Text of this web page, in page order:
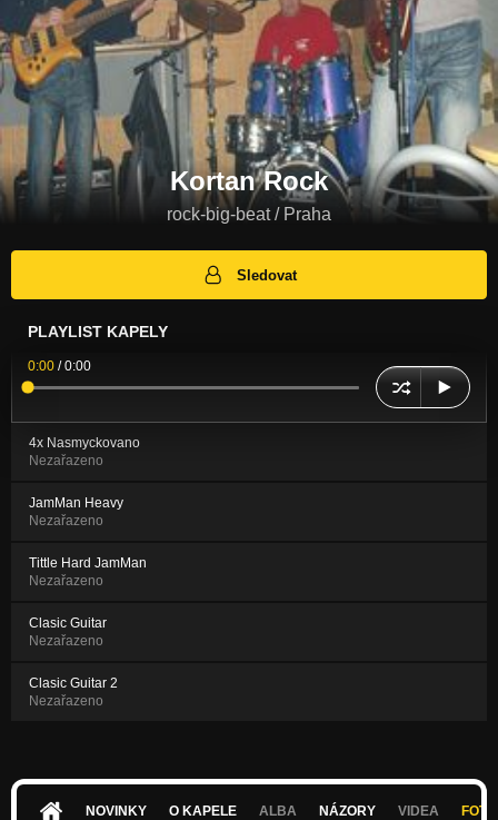
Kortan Rock
rock-big-beat / Praha
Sledovat
PLAYLIST KAPELY
0:00 /0:00
4x Nasmyckovano
Nezařazeno
JamMan Heavy
Nezařazeno
Tittle Hard JamMan
Nezařazeno
Clasic Guitar
Nezařazeno
Clasic Guitar 2
Nezařazeno
NOVINKY O KAPELE ALBA NÁZORY VIDEA